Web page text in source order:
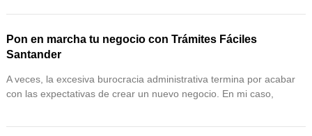
Pon en marcha tu negocio con Trámites Fáciles
Santander
A veces, la excesiva burocracia administrativa termina por acabar
con las expectativas de crear un nuevo negocio. En mi caso,